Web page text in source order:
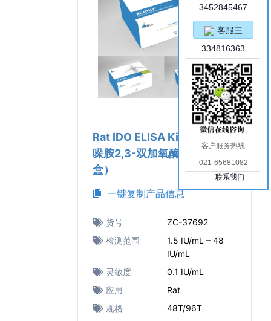
Rat IDO ELISA Kit（大鼠吲
哚胺2,3-双加氧酶ELISA试剂
盒）
一键复制产品信息
货号
ZC-37692
检测范围
1.5 IU/mL – 48
IU/mL
灵敏度
0.1 IU/mL
应用
Rat
规格
48T/96T
3452845467
客服三
334816363
客户服务热线
021-65681082
联系我们